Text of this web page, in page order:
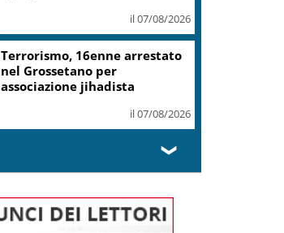
il 07/08/2026
Terrorismo, 16enne arrestato
nel Grossetano per
associazione jihadista
il 07/08/2026
❯